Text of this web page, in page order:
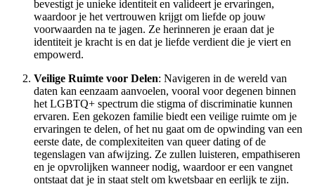
bevestigt je unieke identiteit en valideert je ervaringen,
waardoor je het vertrouwen krijgt om liefde op jouw
voorwaarden na te jagen. Ze herinneren je eraan dat je
identiteit je kracht is en dat je liefde verdient die je viert en
empowerd.
Veilige Ruimte voor Delen: Navigeren in de wereld van
daten kan eenzaam aanvoelen, vooral voor degenen binnen
het LGBTQ+ spectrum die stigma of discriminatie kunnen
ervaren. Een gekozen familie biedt een veilige ruimte om je
ervaringen te delen, of het nu gaat om de opwinding van een
eerste date, de complexiteiten van queer dating of de
tegenslagen van afwijzing. Ze zullen luisteren, empathiseren
en je opvrolijken wanneer nodig, waardoor er een vangnet
ontstaat dat je in staat stelt om kwetsbaar en eerlijk te zijn.